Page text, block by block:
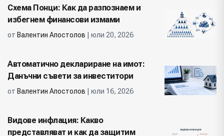
Схема Понци: Как да разпознаем и
избегнем финансови измами
от Валентин Апостолов | юли 20, 2026
Автоматично деклариране на имот:
Данъчни съвети за инвеститори
от Валентин Апостолов | юли 16, 2026
Видове инфлация: Какво
представляват и как да защитим